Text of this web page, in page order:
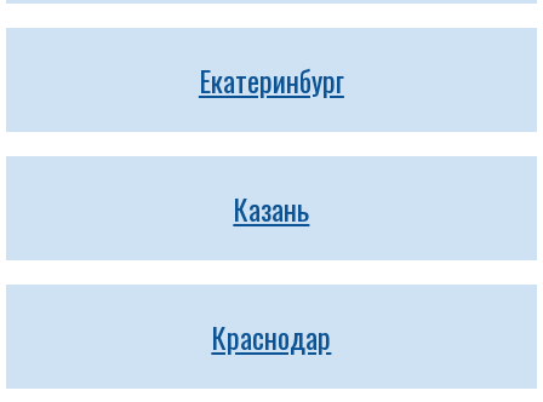
Екатеринбург
Казань
Краснодар